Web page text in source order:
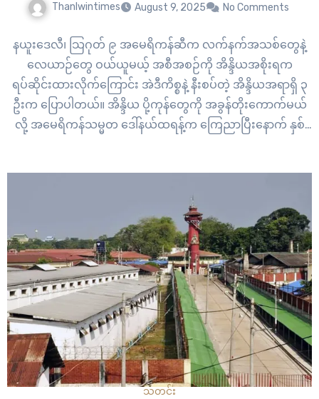
Thanlwintimes August 9, 2025 No Comments
နယူးဒေလီ၊ သြဂုတ် ၉ အမေရိကန်ဆီက လက်နက်အသစ်တွေနဲ့
လေယာဉ်တွေ ဝယ်ယူမယ့် အစီအစဉ်ကို အိန္ဒိယအစိုးရက
ရပ်ဆိုင်းထားလိုက်ကြောင်း အဲဒီကိစ္စနဲ့ နီးစပ်တဲ့ အိန္ဒိယအရာရှိ ၃
ဦးက ပြောပါတယ်။ အိန္ဒိယ ပို့ကုန်တွေကို အခွန်တိုးကောက်မယ်
လို့ အမေရိကန်သမ္မတ ဒေါ်နယ်ထရန့်က ကြေညာပြီးနောက် နှစ်
သတင်း